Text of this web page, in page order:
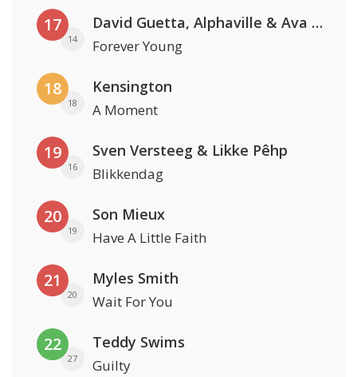
17
14
David Guetta, Alphaville & Ava Max
Forever Young
18
18
Kensington
A Moment
19
16
Sven Versteeg & Likke Pêhp
Blikkendag
20
19
Son Mieux
Have A Little Faith
21
20
Myles Smith
Wait For You
22
27
Teddy Swims
Guilty